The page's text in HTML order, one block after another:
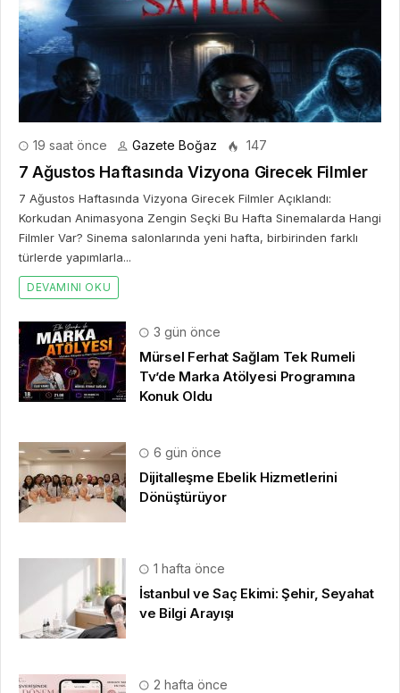
19 saat önce Gazete Boğaz 147
7 Ağustos Haftasında Vizyona Girecek Filmler
7 Ağustos Haftasında Vizyona Girecek Filmler Açıklandı:
Korkudan Animasyona Zengin Seçki Bu Hafta Sinemalarda Hangi
Filmler Var? Sinema salonlarında yeni hafta, birbirinden farklı
türlerde yapımlarla...
DEVAMINI OKU
3 gün önce
Mürsel Ferhat Sağlam Tek Rumeli
Tv’de Marka Atölyesi Programına
Konuk Oldu
6 gün önce
Dijitalleşme Ebelik Hizmetlerini
Dönüştürüyor
1 hafta önce
İstanbul ve Saç Ekimi: Şehir, Seyahat
ve Bilgi Arayışı
2 hafta önce